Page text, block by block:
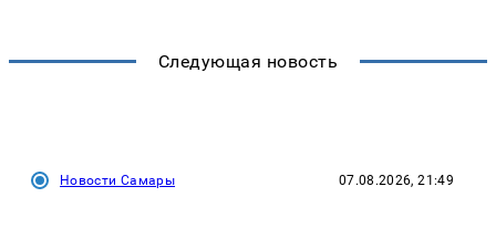
Следующая новость
Новости Самары 07.08.2026, 21:49